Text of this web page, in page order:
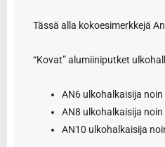
Tässä alla kokoesimerkkejä
“Kovat” alumiiniputket
AN6 ulkohalkaisija
AN8 ulkohalkaisija
AN10 ulkohalkaisija